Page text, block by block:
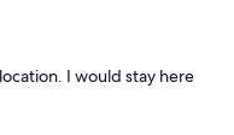
I would stay here